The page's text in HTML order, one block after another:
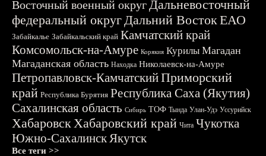
Восточный военный округДальневосточный
федеральный округДальний ВостокЕАО
Забайкалье Забайкальский край Камчатский край
Комсомольск-на-Амуре Корякия Курилы Магадан
Магаданская область Находка Николаевск-на-Амуре
Петропавловск-КамчатскийПриморский
край Республика Бурятия Республика Саха (Якутия)
Сахалинская область Сибирь ТОФ Тында Улан-Удэ Уссурийск
ХабаровскХабаровский край Чита Чукотка
Южно-СахалинскЯкутск
Все теги >>